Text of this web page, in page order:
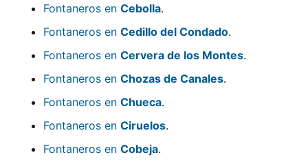
Fontaneros en Cebolla.
Fontaneros en Cedillo del Condado.
Fontaneros en Cervera de los Montes.
Fontaneros en Chozas de Canales.
Fontaneros en Chueca.
Fontaneros en Ciruelos.
Fontaneros en Cobeja.